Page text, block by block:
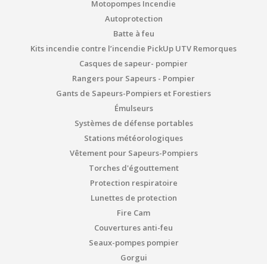
Motopompes Incendie
Autoprotection
Batte à feu
Kits incendie contre l’incendie PickUp UTV Remorques
Casques de sapeur- pompier
Rangers pour Sapeurs - Pompier
Gants de Sapeurs-Pompiers et Forestiers
Émulseurs
Systèmes de défense portables
Stations météorologiques
Vêtement pour Sapeurs-Pompiers
Torches d'égouttement
Protection respiratoire
Lunettes de protection
Fire Cam
Couvertures anti-feu
Seaux-pompes pompier
Gorgui